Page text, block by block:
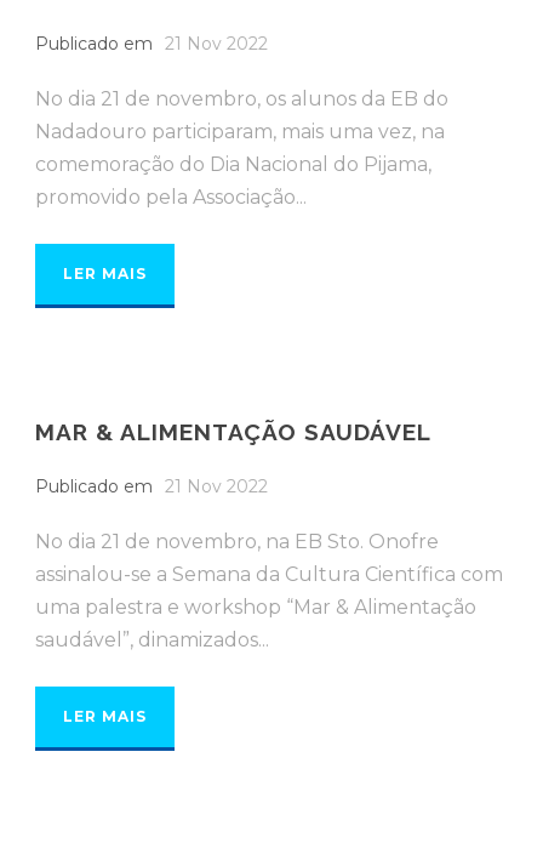
Publicado em 21 Nov 2022
No dia 21 de novembro, os alunos da EB do
Nadadouro participaram, mais uma vez, na
comemoração do Dia Nacional do Pijama,
promovido pela Associação...
LER MAIS
MAR & ALIMENTAÇÃO SAUDÁVEL
Publicado em 21 Nov 2022
No dia 21 de novembro, na EB Sto. Onofre
assinalou-se a Semana da Cultura Científica com
uma palestra e workshop “Mar & Alimentação
saudável”, dinamizados...
LER MAIS